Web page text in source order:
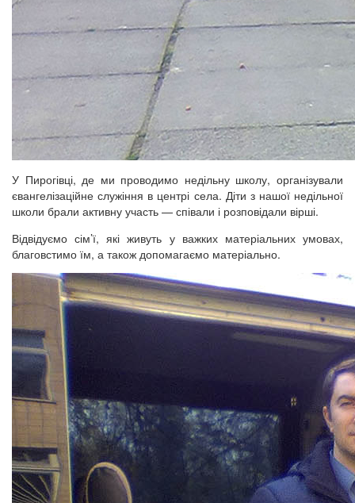
У Пирогівці, де ми проводимо недільну школу, організували
євангелізаційне служіння в центрі села. Діти з нашої недільної
школи брали активну участь — співали і розповідали вірші.
Відвідуємо сім’ї, які живуть у важких матеріальних умовах,
благовстимо їм, а також допомагаємо матеріально.